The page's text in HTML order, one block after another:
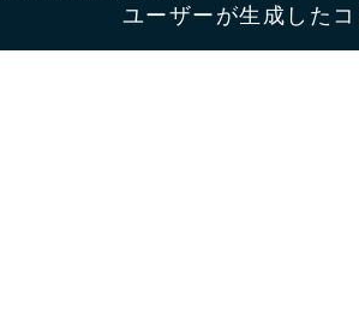
ユーザーが生成した